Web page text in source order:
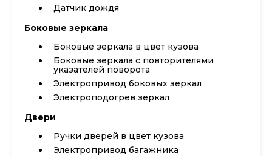
Датчик дождя
Боковые зеркала
Боковые зеркала в цвет кузова
Боковые зеркала с повторителями
указателей поворота
Электропривод боковых зеркал
Электроподогрев зеркал
Двери
Ручки дверей в цвет кузова
Электропривод багажника